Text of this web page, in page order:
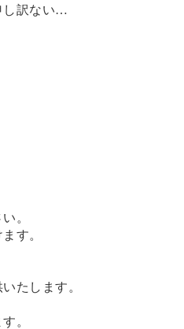
し訳ない…
。
す。
たします。
。